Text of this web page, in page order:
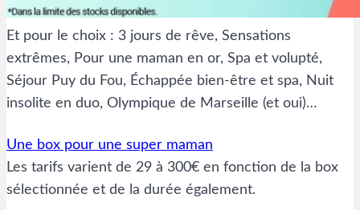
Et pour le choix : 3 jours de rêve, Sensations
extrêmes, Pour une maman en or, Spa et volupté,
Séjour Puy du Fou, Échappée bien-être et spa, Nuit
insolite en duo, Olympique de Marseille (et oui)…
Une box pour une super maman
Les tarifs varient de 29 à 300€ en fonction de la box
sélectionnée et de la durée également.